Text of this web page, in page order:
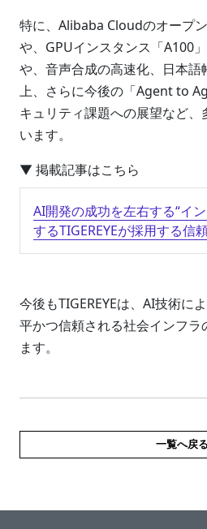
特に、Alibaba Cloudのオープ
や、GPUインスタンス「A100
や、音声合成の高速化、日本語
上、さらに今後の「Agent to
キュリティ課題への展望など
います。
▼ 掲載記事はこちら
AI開発の成功を左右する“イ
するTIGEREYEが採用する信
今後もTIGEREYEは、AI技術に
平かつ信頼される社会インフラ
ます。
一覧へ戻る